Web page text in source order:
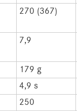
270 (367)
7,9
179 g
4,9 s
250